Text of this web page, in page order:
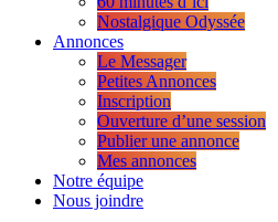
Nostalgique Odyssée
Annonces
Le Messager
Petites Annonces
Inscription
Ouverture d’une session
Publier une annonce
Mes annonces
Notre équipe
Nous joindre